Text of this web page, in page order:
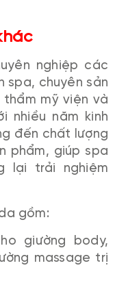
nghiệp các
spa, chuyên sản
mỹ viện và
nhiều năm kinh
đến chất lượng
phẩm, giúp spa
lại trải nghiệm
gồm:
giường body,
massage trị